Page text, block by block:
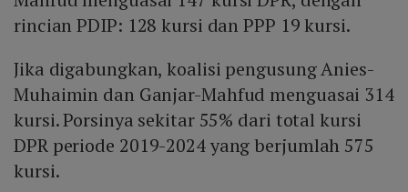
rincian PDIP: 128 kursi dan PPP 19 kursi.
Jika digabungkan, koalisi pengusung Anies-
Muhaimin dan Ganjar-Mahfud menguasai 314
kursi. Porsinya sekitar 55% dari total kursi
DPR periode 2019-2024 yang berjumlah 575
kursi.